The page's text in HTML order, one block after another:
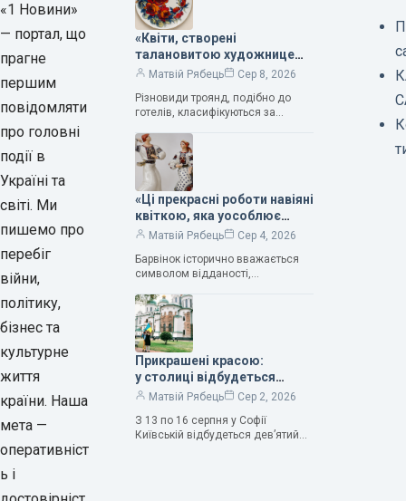
«1 Новини»
— портал, що
прагне
першим
повідомляти
про головні
події в
Україні та
світі. Ми
пишемо про
перебіг
війни,
політику,
бізнес та
культурне
життя
країни. Наша
мета —
оперативніст
ь і
«Квіти, створені
талановитою художницею
Валентиною Трегубовою,
— колекціонерка Людмила
Карпінська-Романюк
Матвій Рябець
Сер 8, 2026
Різновиди троянд, подібно до
готелів, класифікуються за
класифікації квітів їх лише чотири.
Критерії оцінки включають
розмір…
«Ці прекрасні роботи навіяні
квіткою, яка уособлює
нескінченне кохання», —
Людмила Карпінська-
Романюк
Матвій Рябець
Сер 4, 2026
Барвінок історично вважається
символом відданості,
та тривалого подружнього союзу.
Саме тому ця рослина надихала і
продовжує надихати митців на
Прикрашені красою:
у столиці відбудеться
дев’ятий фестиваль
Матвій Рябець
Сер 2, 2026
З 13 по 16 серпня у Софії
Київській відбудеться дев’ятий